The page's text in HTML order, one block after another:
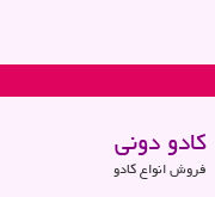
كادو دونی
فروش انواع کادو